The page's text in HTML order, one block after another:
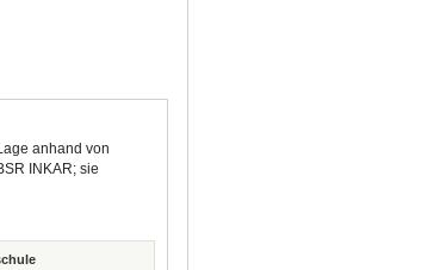
anhand von
INKAR; sie